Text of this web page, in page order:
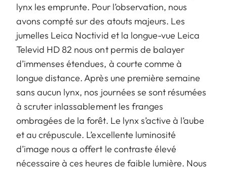
lynx les emprunte. Pour l’observation, nous
avons compté sur des atouts majeurs. Les
jumelles Leica Noctivid et la longue-vue Leica
Televid HD 82 nous ont permis de balayer
d’immenses étendues, à courte comme à
longue distance. Après une première semaine
sans aucun lynx, nos journées se sont résumées
à scruter inlassablement les franges
ombragées de la forêt. Le lynx s’active à l’aube
et au crépuscule. L’excellente luminosité
d’image nous a offert le contraste élevé
nécessaire à ces heures de faible lumière. Nous